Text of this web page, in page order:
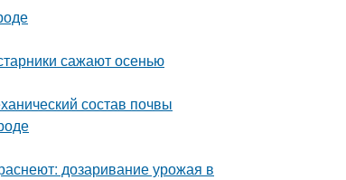
сажают осенью
состав почвы
дозаривание урожая в